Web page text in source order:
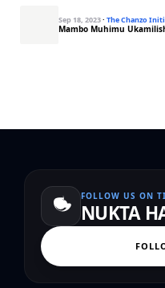
Sep 18, 2023· The Chanzo
Mambo Muhimu
FOLLOW US ON
NUKTA